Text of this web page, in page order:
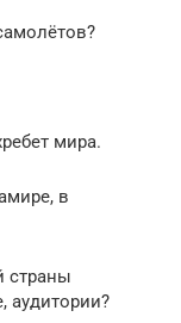
мира.
в
страны
аудитории?